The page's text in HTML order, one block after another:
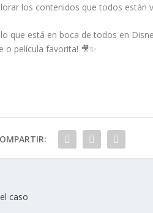
los contenidos que todos están
que está en boca de todos en
o película favorita! 🎥✨
caso